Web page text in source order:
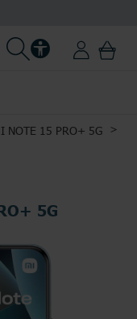
NOTE 15 PRO+ 5G
5G